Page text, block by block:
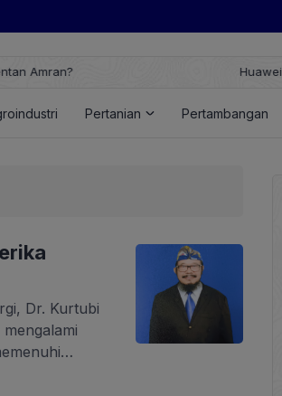
Huawei Digital Power Dorong
Pertanian Pertambangan
Dr. Kurtubi
Sumber